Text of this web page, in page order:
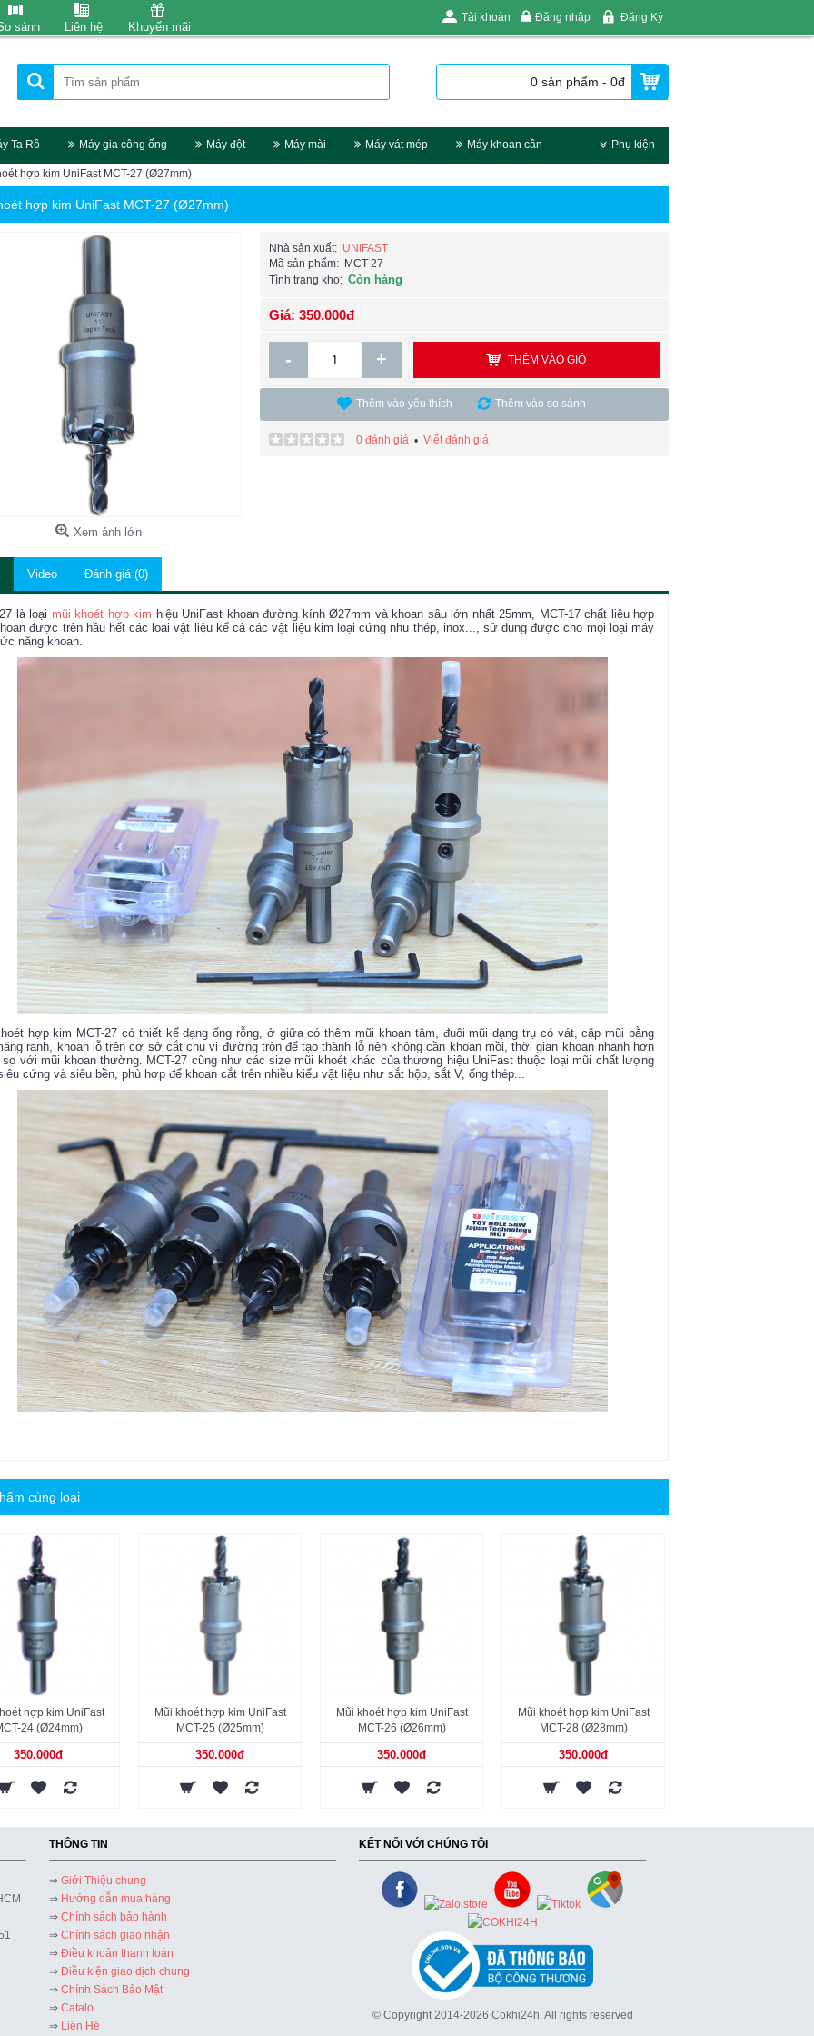
sánh Liên hệ Khuyến mãi
Tài khoản Đăng nhập Đăng Ký
0 sản phẩm - 0đ
Ta Rô Máy gia công ống Máy đột Máy mài Máy vát mép Máy khoan cần Phụ kiện
hợp kim UniFast MCT-27 (Ø27mm)
hợp kim UniFast MCT-27 (Ø27mm)
Xem ảnh lớn
Nhà sản xuất: UNIFAST
Mã sản phẩm:
MCT-27
Tình trạng kho: Còn hàng
Giá: 350.000đ
- + THÊM VÀO GIỎ
Thêm vào yêu thích Thêm vào so sánh
0 đánh giá• Viết đánh giá
Video Đánh giá (0)
là loại mũi khoét hợp kim hiệu UniFast khoan đường kính Ø27mm và khoan sâu lớn nhất 25mm, MCT-17 chất liệu hợp
được trên hầu hết các loại vật liệu kể cả các vật liệu kim loại cứng nhu thép, inox..., sử dụng được cho mọi loại máy
năng khoan.
hợp kim MCT-27 có thiết kế dạng ống rỗng, ở giữa có thêm mũi khoan tâm, đuôi mũi dạng trụ có vát, cặp mũi bằng
ranh, khoan lỗ trên cơ sở cắt chu vi đường tròn để tạo thành lỗ nên không cần khoan mồi, thời gian khoan nhanh hơn
so với mũi khoan thường. MCT-27 cũng như các size mũi khoét khác của thương hiệu UniFast thuộc loại mũi chất lượng
cứng và siêu bền, phù hợp để khoan cắt trên nhiều kiểu vật liệu như sắt hộp, sắt V, ống thép...
cùng loại
hợp kim UniFast
24 (Ø24mm)
350.000đ
Mũi khoét hợp kim UniFast
MCT-25 (Ø25mm)
350.000đ
Mũi khoét hợp kim UniFast
MCT-26 (Ø26mm)
350.000đ
Mũi khoét hợp kim UniFast
MCT-28 (Ø28mm)
350.000đ
THÔNG TIN
⇒ Giới Thiệu chung
⇒ Hướng dẫn mua hàng
⇒ Chính sách bảo hành
⇒ Chính sách giao nhận
⇒ Điều khoản thanh toán
⇒ Điều kiện giao dịch chung
⇒ Chính Sách Bảo Mật
⇒ Catalo
⇒ Liên Hệ
KẾT NỐI VỚI CHÚNG TÔI
© Copyright 2014-2026 Cokhi24h. All rights reserved